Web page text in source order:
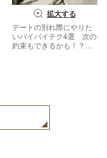
拡大する
デートの別れ際にやりた
いバイバイテク4選 次の
約束もできるかも！？／